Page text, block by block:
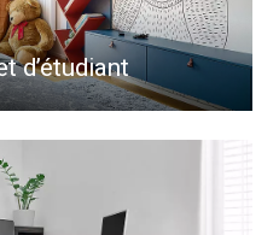
d’étudiant